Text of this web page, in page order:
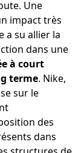
Une
impact très
a su allier la
dans une
à court
terme. Nike,
sur le
des
dans